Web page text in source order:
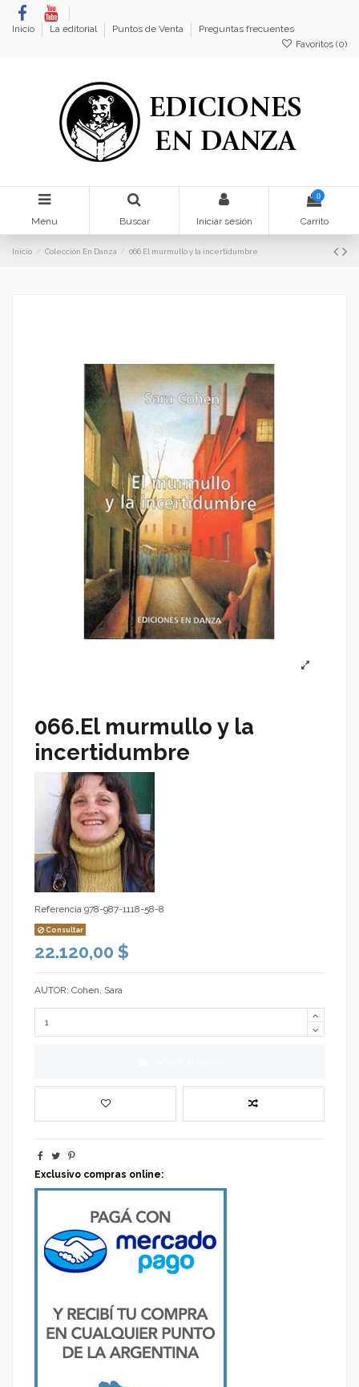
Inicio La editorial Puntos de Venta
Preguntas frecuentes
Favoritos (0)
Menu Buscar Iniciar sesión
0
Carrito
Inicio Colección En Danza 066.El murmullo y la incertidumbre
066.El murmullo y la
incertidumbre
Referencia 978-987-1118-58-8
Consultar
22.120,00 $
AUTOR: Cohen, Sara
Exclusivo compras online: